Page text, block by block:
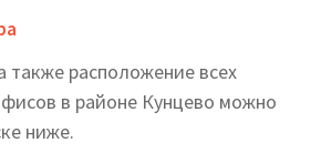
расположение всех
в районе Кунцево можно
ниже.